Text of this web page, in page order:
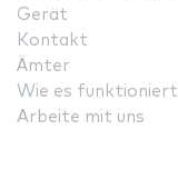
Gerät
Kontakt
Ämter
Wie es funktioniert
Arbeite mit uns